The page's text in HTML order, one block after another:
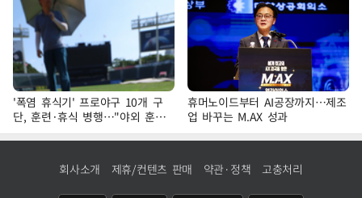
'폭염 휴식기' 프로야구 10개 구
단, 훈련·휴식 병행…"야외 훈련
해도 안전 최우선"
휴머노이드부터 AI공장까지…제조
업 바꾸는 M.AX 성과
회사소개 제휴/컨텐츠 판매 약관·정책 고충처리